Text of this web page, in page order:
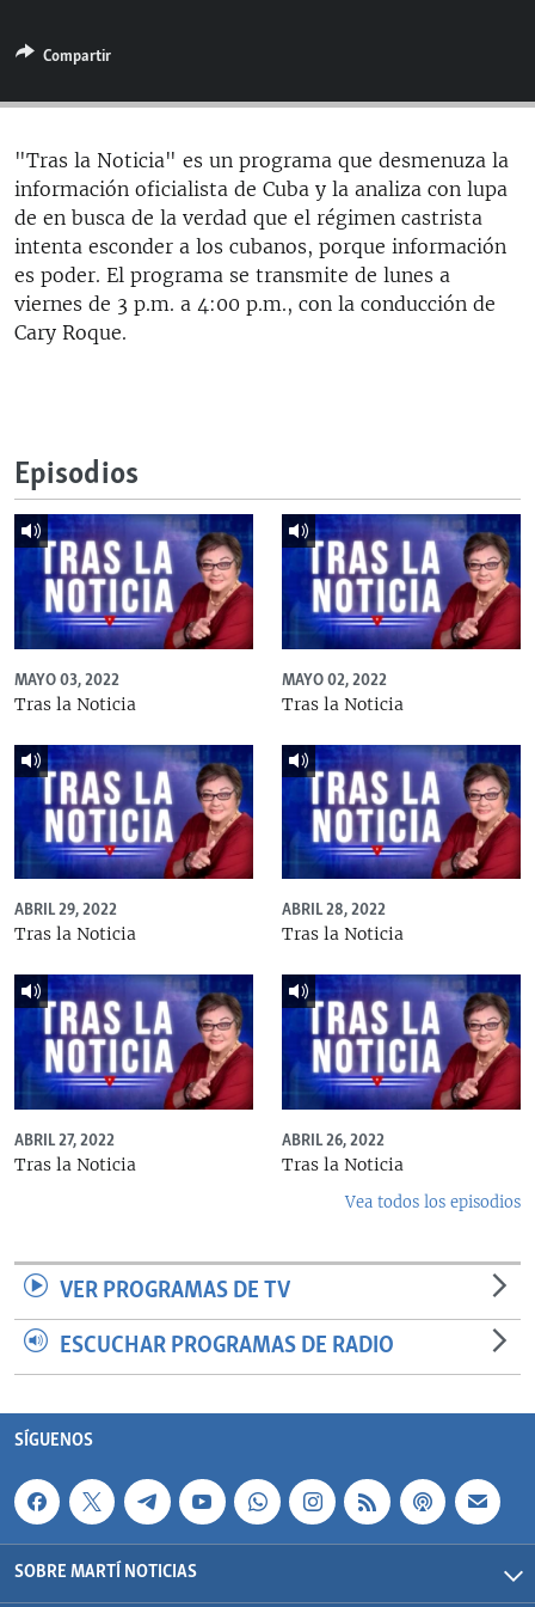
ESPECIALES
ESPECIALES
LA REALIDAD DE LA VIVIENDA EN CUBA
SER VIEJO EN CUBA
KENTU-CUBANO
LOS SANTOS DE HIALEAH
DESINFORMACIÓN RUSA EN AMÉRICA LATINA
MULTIMEDIA
EDITORIALES
SÍGUENOS
Compartir
"Tras la Noticia" es un programa que desmenuza la
información oficialista de Cuba y la analiza con lupa
de en busca de la verdad que el régimen castrista
intenta esconder a los cubanos, porque información
es poder. El programa se transmite de lunes a
viernes de 3 p.m. a 4:00 p.m., con la conducción de
Cary Roque.
Episodios
MAYO 03, 2022
Tras la Noticia
MAYO 02, 2022
Tras la Noticia
ABRIL 29, 2022
Tras la Noticia
ABRIL 28, 2022
Tras la Noticia
ABRIL 27, 2022
Tras la Noticia
ABRIL 26, 2022
Tras la Noticia
Vea todos los episodios
VER PROGRAMAS DE TV
ESCUCHAR PROGRAMAS DE RADIO
SÍGUENOS
SOBRE MARTÍ NOTICIAS